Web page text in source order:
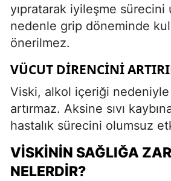
yıpratarak iyileşme sürecini
nedenle grip döneminde
önerilmez.
VÜCUT DIRENCINI
Viski, alkol içeriği
artırmaz. Aksine sıvı
hastalık sürecini olumsuz
VISKININ SAĞLIĞA
NELERDIR?